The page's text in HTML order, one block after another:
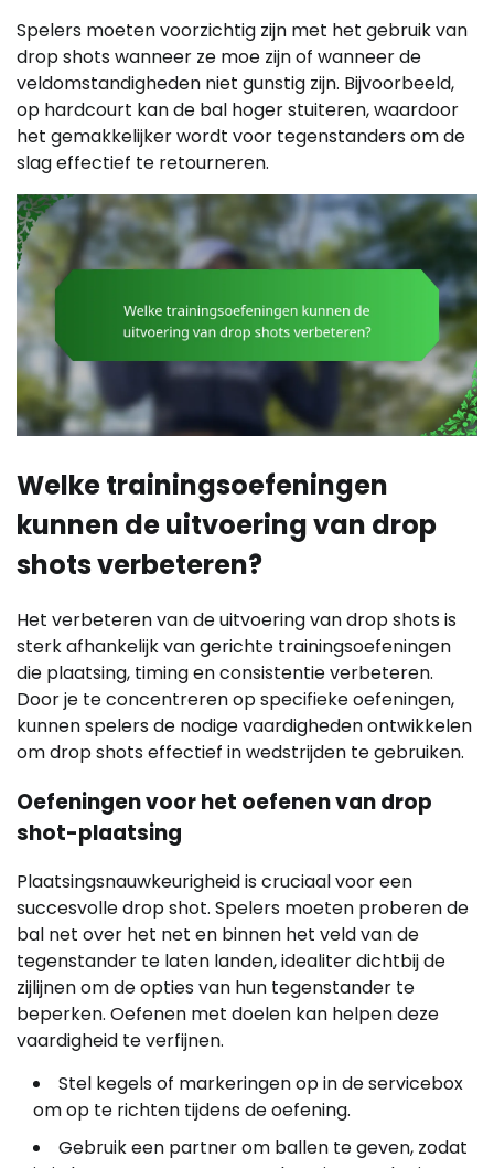
Spelers moeten voorzichtig zijn met het gebruik van
drop shots wanneer ze moe zijn of wanneer de
veldomstandigheden niet gunstig zijn. Bijvoorbeeld,
op hardcourt kan de bal hoger stuiteren, waardoor
het gemakkelijker wordt voor tegenstanders om de
slag effectief te retourneren.
Welke trainingsoefeningen
kunnen de uitvoering van drop
shots verbeteren?
Het verbeteren van de uitvoering van drop shots is
sterk afhankelijk van gerichte trainingsoefeningen
die plaatsing, timing en consistentie verbeteren.
Door je te concentreren op specifieke oefeningen,
kunnen spelers de nodige vaardigheden ontwikkelen
om drop shots effectief in wedstrijden te gebruiken.
Oefeningen voor het oefenen van drop
shot-plaatsing
Plaatsingsnauwkeurigheid is cruciaal voor een
succesvolle drop shot. Spelers moeten proberen de
bal net over het net en binnen het veld van de
tegenstander te laten landen, idealiter dichtbij de
zijlijnen om de opties van hun tegenstander te
beperken. Oefenen met doelen kan helpen deze
vaardigheid te verfijnen.
Stel kegels of markeringen op in de servicebox
om op te richten tijdens de oefening.
Gebruik een partner om ballen te geven, zodat